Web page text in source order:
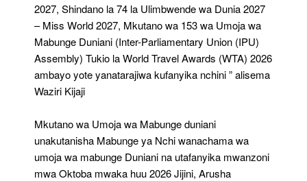
2027, Shindano la 74 la Ulimbwende wa Dunia 2027
– Miss World 2027, Mkutano wa 153 wa Umoja wa
Mabunge Duniani (Inter-Parliamentary Union (IPU)
Assembly) Tukio la World Travel Awards (WTA) 2026
ambayo yote yanatarajiwa kufanyika nchini ” alisema
Waziri Kijaji
Mkutano wa Umoja wa Mabunge duniani
unakutanisha Mabunge ya Nchi wanachama wa
umoja wa mabunge Duniani na utafanyika mwanzoni
mwa Oktoba mwaka huu 2026 Jijini, Arusha